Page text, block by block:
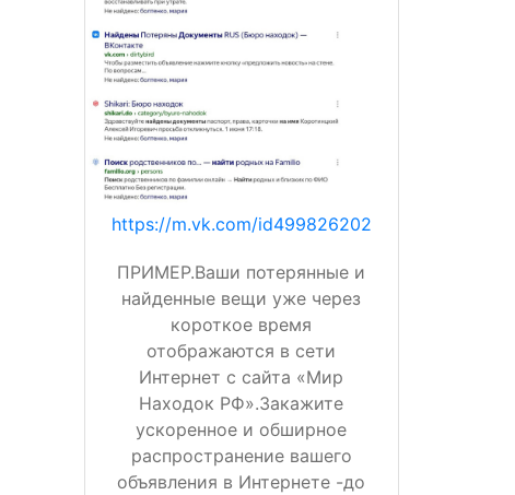
https://m.vk.com/id499826202
ПРИМЕР.Ваши потерянные и
найденные вещи уже через
короткое время
отображаются в сети
Интернет с сайта «Мир
Находок РФ».Закажите
ускоренное и обширное
распространение вашего
объявления в Интернете -до